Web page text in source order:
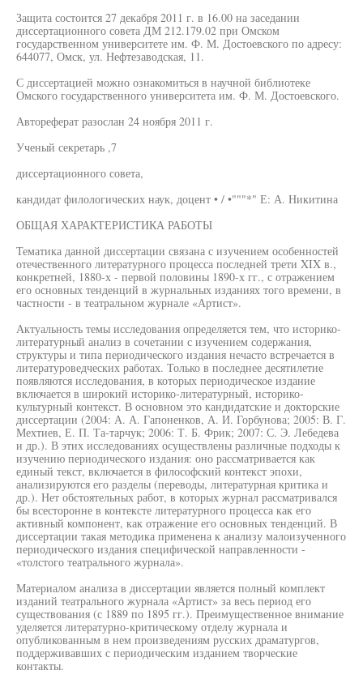
Защита состоится 27 декабря 2011 г. в 16.00 на заседании
диссертационного совета ДМ 212.179.02 при Омском
государственном университете им. Ф. М. Достоевского по адресу:
644077, Омск, ул. Нефтезаводская, 11.
С диссертацией можно ознакомиться в научной библиотеке
Омского государственного университета им. Ф. М. Достоевского.
Автореферат разослан 24 ноября 2011 г.
Ученый секретарь ,7
диссертационного совета,
кандидат филологических наук, доцент • / •"""*" Е: А. Никитина
ОБЩАЯ ХАРАКТЕРИСТИКА РАБОТЫ
Тематика данной диссертации связана с изучением особенностей
отечественного литературного процесса последней трети XIX в.,
конкретней, 1880-х - первой половины 1890-х гг., с отражением
его основных тенденций в журнальных изданиях того времени, в
частности - в театральном журнале «Артист».
Актуальность темы исследования определяется тем, что историко-
литературный анализ в сочетании с изучением содержания,
структуры и типа периодического издания нечасто встречается в
литературоведческих работах. Только в последнее десятилетие
появляются исследования, в которых периодическое издание
включается в широкий историко-литературный, историко-
культурный контекст. В основном это кандидатские и докторские
диссертации (2004: А. А. Гапоненков, А. И. Горбунова; 2005: В. Г.
Мехтиев, Е. П. Та-тарчук; 2006: Т. Б. Фрик; 2007: С. Э. Лебедева
и др.). В этих исследованиях осуществлены различные подходы к
изучению периодического издания: оно рассматривается как
единый текст, включается в философский контекст эпохи,
анализируются его разделы (переводы, литературная критика и
др.). Нет обстоятельных работ, в которых журнал рассматривался
бы всесторонне в контексте литературного процесса как его
активный компонент, как отражение его основных тенденций. В
диссертации такая методика применена к анализу малоизученного
периодического издания специфической направленности -
«толстого театрального журнала».
Материалом анализа в диссертации является полный комплект
изданий театрального журнала «Артист» за весь период его
существования (с 1889 по 1895 гг.). Преимущественное внимание
уделяется литературно-критическому отделу журнала и
опубликованным в нем произведениям русских драматургов,
поддерживавших с периодическим изданием творческие
контакты.